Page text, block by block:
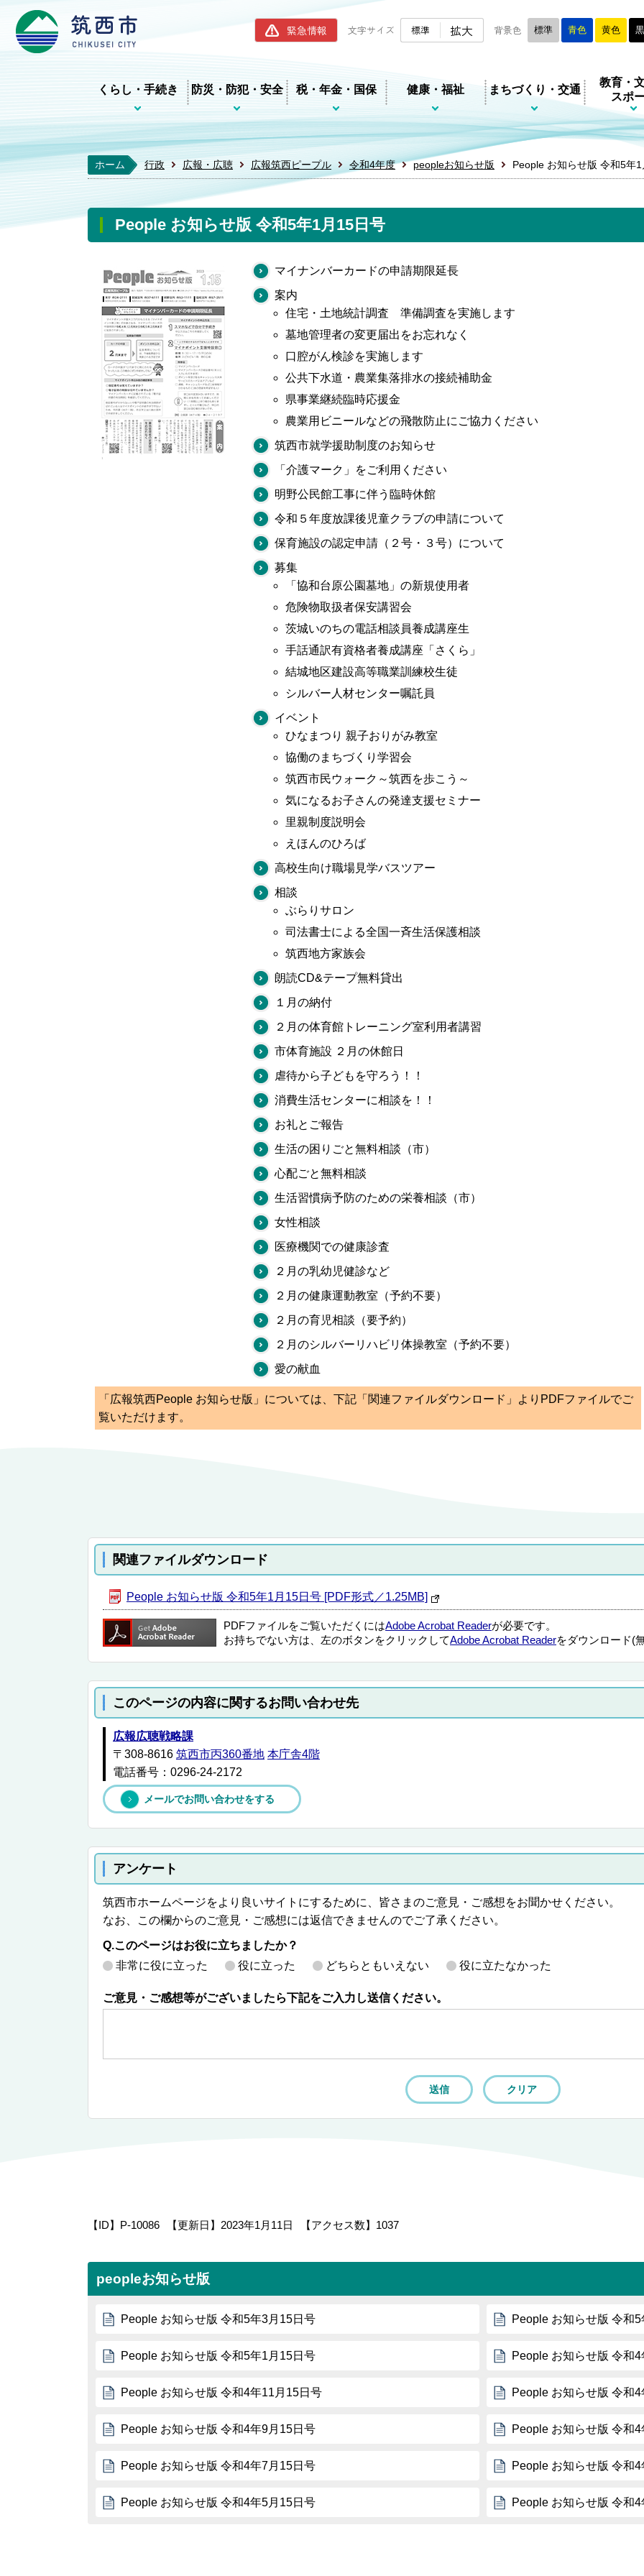
筑西市ホームページ
緊急情報 文字サイズ 標準 拡大 背景色 標準 青色 黄色
くらし・手続き 防災・防犯・安全 税・年金・国保 健康・福祉 まちづくり・交通
教育・
スポ
ホーム 行政 広報・広聴 広報筑西ピープル 令和4年度 peopleお知らせ版 People お知らせ版 令和5年
People お知らせ版 令和5年1月15日号
マイナンバーカードの申請期限延長
案内
住宅・土地統計調査 準備調査を実施します
墓地管理者の変更届出をお忘れなく
口腔がん検診を実施します
公共下水道・農業集落排水の接続補助金
県事業継続臨時応援金
農業用ビニールなどの飛散防止にご協力ください
筑西市就学援助制度のお知らせ
「介護マーク」をご利用ください
明野公民館工事に伴う臨時休館
令和５年度放課後児童クラブの申請について
保育施設の認定申請（２号・３号）について
募集
「協和台原公園墓地」の新規使用者
危険物取扱者保安講習会
茨城いのちの電話相談員養成講座生
手話通訳有資格者養成講座「さくら」
結城地区建設高等職業訓練校生徒
シルバー人材センター嘱託員
イベント
ひなまつり 親子おりがみ教室
協働のまちづくり学習会
筑西市民ウォーク～筑西を歩こう～
気になるお子さんの発達支援セミナー
里親制度説明会
えほんのひろば
高校生向け職場見学バスツアー
相談
ぶらりサロン
司法書士による全国一斉生活保護相談
筑西地方家族会
朗読CD&テープ無料貸出
１月の納付
２月の体育館トレーニング室利用者講習
市体育施設 ２月の休館日
虐待から子どもを守ろう！！
消費生活センターに相談を！！
お礼とご報告
生活の困りごと無料相談（市）
心配ごと無料相談
生活習慣病予防のための栄養相談（市）
女性相談
医療機関での健康診査
２月の乳幼児健診など
２月の健康運動教室（予約不要）
２月の育児相談（要予約）
２月のシルバーリハビリ体操教室（予約不要）
愛の献血
「広報筑西People お知らせ版」については、下記「関連ファイルダウンロード」よりPDFファイルでご
覧いただけます。
関連ファイルダウンロード
People お知らせ版 令和5年1月15日号 [PDF形式／1.25MB]
PDFファイルをご覧いただくにはAdobe Acrobat Readerが必要です。
お持ちでない方は、左のボタンをクリックしてAdobe Acrobat Readerをダウンロード(
このページの内容に関するお問い合わせ先
広報広聴戦略課
〒308-8616 筑西市丙360番地 本庁舎4階
電話番号：0296-24-2172
メールでお問い合わせをする
アンケート
筑西市ホームページをより良いサイトにするために、皆さまのご意見・ご感想をお聞かせください。
なお、この欄からのご意見・ご感想には返信できませんのでご了承ください。
Q.このページはお役に立ちましたか？
非常に役に立った
役に立った どちらともいえない 役に立たなかった
ご意見・ご感想等がございましたら下記をご入力し送信ください。
【ID】 P-10086 【更新日】 2023年1月11日 【アクセス数】 1037
peopleお知らせ版
People お知らせ版 令和5年3月15日号 People お知らせ版 令和
People お知らせ版 令和5年1月15日号 People お知らせ版 令和
People お知らせ版 令和4年11月15日号 People お知らせ版 令和
People お知らせ版 令和4年9月15日号 People お知らせ版 令和
People お知らせ版 令和4年7月15日号 People お知らせ版 令和
People お知らせ版 令和4年5月15日号 People お知らせ版 令和